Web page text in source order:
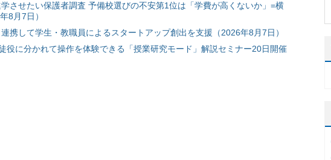
させたい保護者調査 予備校選びの不安第1位は「学費が高くないか」=横
8月7日）
携して学生・教職員によるスタートアップ創出を支援（2026年8月7日）
役に分かれて操作を体験できる「授業研究モード」解説セミナー20日開催